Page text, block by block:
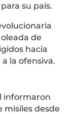
su país.
de
hacia
la ofensiva.
informaron
desde